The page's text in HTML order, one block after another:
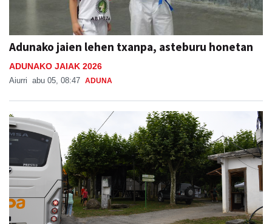
Adunako jaien lehen txanpa, asteburu honetan
ADUNAKO JAIAK 2026
Aiurri abu 05, 08:47 ADUNA